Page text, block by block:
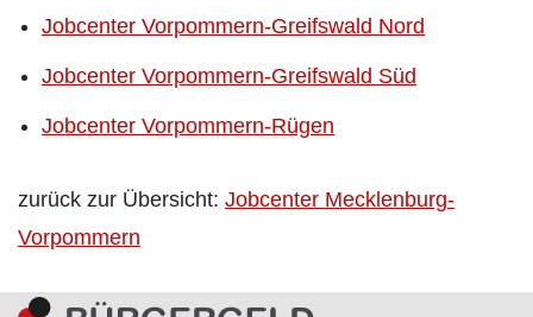
Jobcenter Vorpommern-Greifswald Nord
Jobcenter Vorpommern-Greifswald Süd
Jobcenter Vorpommern-Rügen
zurück zur Übersicht: Jobcenter Mecklenburg-
Vorpommern